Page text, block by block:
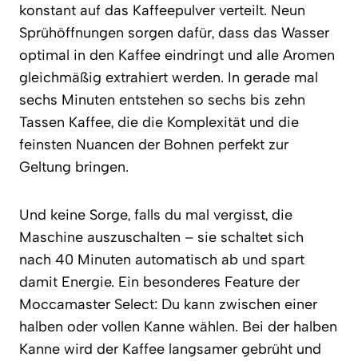
konstant auf das Kaffeepulver verteilt. Neun
Sprühöffnungen sorgen dafür, dass das Wasser
optimal in den Kaffee eindringt und alle Aromen
gleichmäßig extrahiert werden. In gerade mal
sechs Minuten entstehen so sechs bis zehn
Tassen Kaffee, die die Komplexität und die
feinsten Nuancen der Bohnen perfekt zur
Geltung bringen.
Und keine Sorge, falls du mal vergisst, die
Maschine auszuschalten – sie schaltet sich
nach 40 Minuten automatisch ab und spart
damit Energie. Ein besonderes Feature der
Moccamaster Select: Du kann zwischen einer
halben oder vollen Kanne wählen. Bei der halben
Kanne wird der Kaffee langsamer gebrüht und